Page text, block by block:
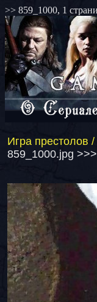
>> 859_1000, 1
Игра престолов
859_1000.jpg